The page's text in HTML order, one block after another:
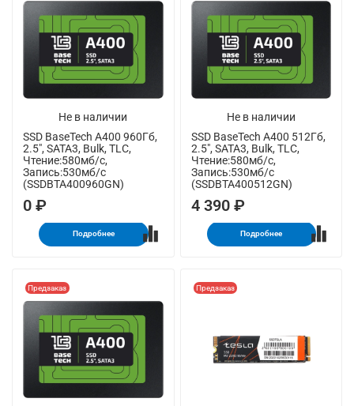
Не в наличии
SSD BaseTech A400 960Гб,
2.5", SATA3, Bulk, TLC,
Чтение:580мб/с,
Запись:530мб/с
(SSDBTA400960GN)
0 ₽
Подробнее
Не в наличии
SSD BaseTech A400 512Гб,
2.5", SATA3, Bulk, TLC,
Чтение:580мб/с,
Запись:530мб/с
(SSDBTA400512GN)
4 390 ₽
Подробнее
Предзаказ Предзаказ